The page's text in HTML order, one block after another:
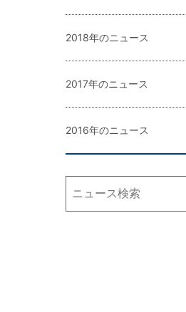
2018
2017
2016